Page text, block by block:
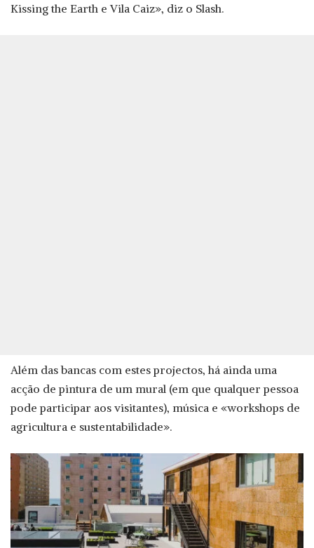
Kissing the Earth e Vila Caiz», diz o Slash.
Além das bancas com estes projectos, há ainda uma
acção de pintura de um mural (em que qualquer pessoa
pode participar aos visitantes), música e «workshops de
agricultura e sustentabilidade».